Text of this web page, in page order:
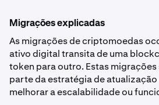
Migrações explicadas
As migrações de criptomoedas
ativo digital transita de uma
token para outro. Estas
parte da estratégia de
melhorar a escalabilidade ou